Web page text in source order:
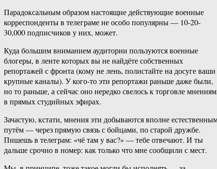
Парадоксальным образом настоящие действующие военные
корреспонденты в телеграме не особо популярны — 10-20-
30,000 подписчиков у них, может.
Куда большим вниманием аудитории пользуются военные
блогеры, в ленте которых вы не найдёте собственных
репортажей с фронта (кому не лень, полистайте на досуге ваши
крупные каналы). У кого-то эти репортажи раньше даже были,
но то раньше, а сейчас оно нередко свелось к торговле
в прямых студийных эфирах.
Зачастую, кстати, мнения эти добываются вполне
путём — через прямую связь с бойцами, по старой дружбе.
Пишешь в телеграм: «чё там у вас?» — тебе отвечают. И ты
дальше срочно в номер: как только что мне сообщили с мест.